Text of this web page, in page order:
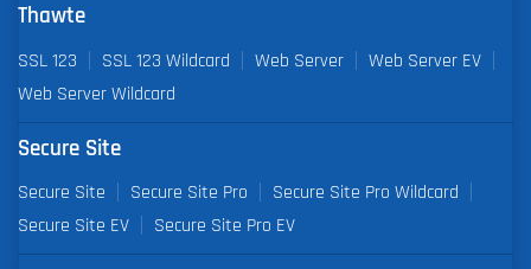
Thawte
SSL 123 SSL 123 Wildcard Web Server
Web Server EV
Web Server Wildcard
Secure Site
Secure Site Secure Site Pro
Secure Site Pro Wildcard
Secure Site EV
Secure Site Pro EV